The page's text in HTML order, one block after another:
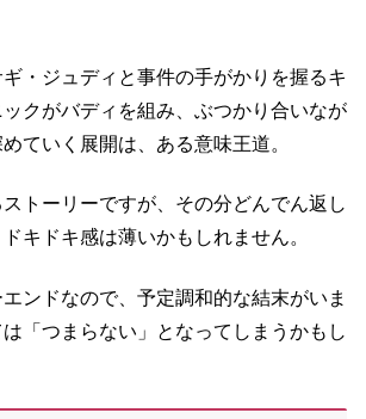
・ジュディと事件の手がかりを握るキ
クがバディを組み、ぶつかり合いなが
ていく展開は、ある意味王道。
トーリーですが、その分どんでん返し
キドキ感は薄いかもしれません。
ンドなので、予定調和的な結末がいま
「つまらない」となってしまうかもし